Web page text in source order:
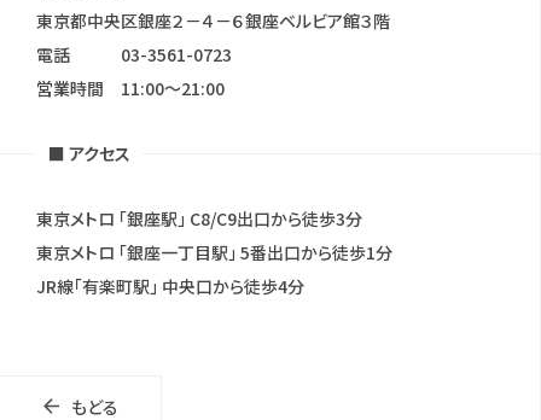
東京都中央区銀座２－４－６銀座ベルビア館３階
電話
03-3561-0723
営業時間
11:00〜21:00
■ アクセス
東京メトロ 「銀座駅」 C8/C9出口から徒歩3分
東京メトロ 「銀座一丁目駅」 5番出口から徒歩1分
JR線「有楽町駅」 中央口から徒歩4分
もどる